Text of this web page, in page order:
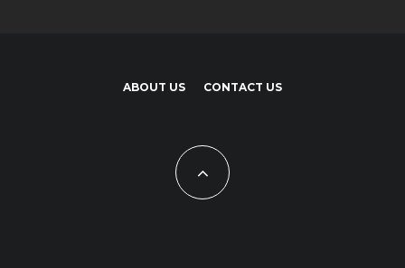
ABOUT US CONTACT US